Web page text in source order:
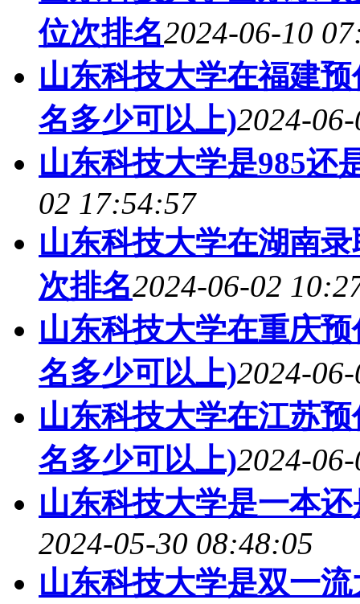
位次排名2024-06-10
山东科技大学在福建
名多少可以上)2024-
山东科技大学是985还
02 17:54:57
山东科技大学在湖南
次排名2024-06-02
山东科技大学在重庆
名多少可以上)2024-
山东科技大学在江苏
名多少可以上)2024-
山东科技大学是一本
2024-05-30 08:48:05
山东科技大学是双一